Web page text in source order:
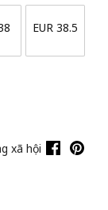
EUR 38.5
xã hội